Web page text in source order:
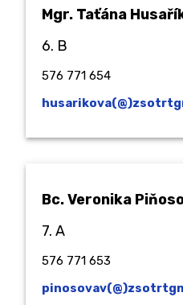
Mgr. Taťána
6. B
576 771 654
Bc.Veronika
7. A
576 771 653